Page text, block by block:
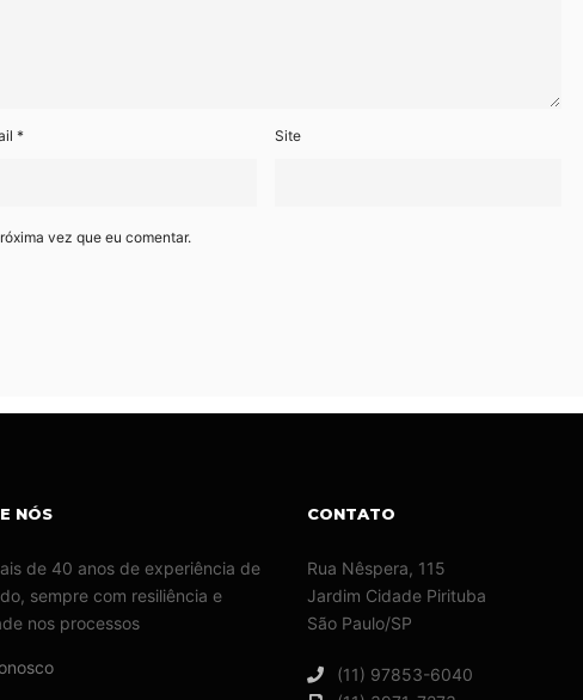
* Site
vez que eu comentar.
NÓS
de 40 anos de experiência de
sempre com resiliência e
nos processos
CONTATO
Rua Nêspera, 115
Jardim Cidade Pirituba
São Paulo/SP
(11) 97853-6040